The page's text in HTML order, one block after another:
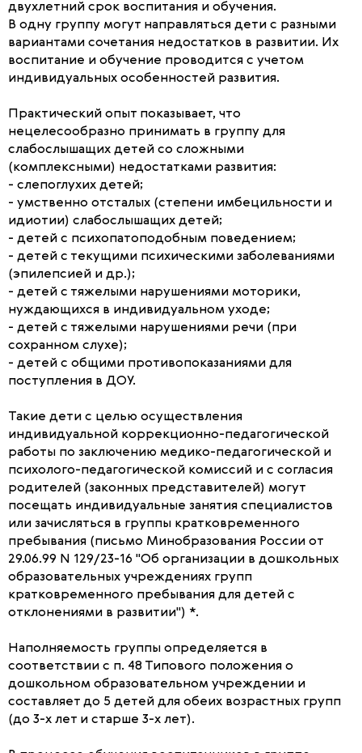
двухлетний срок воспитания и обучения.
В одну группу могут направляться дети с разными
вариантами сочетания недостатков в развитии. Их
воспитание и обучение проводится с учетом
индивидуальных особенностей развития.
Практический опыт показывает, что
нецелесообразно принимать в группу для
слабослышащих детей со сложными
(комплексными) недостатками развития:
- слепоглухих детей;
- умственно отсталых (степени имбецильности и
идиотии) слабослышащих детей;
- детей с психопатоподобным поведением;
- детей с текущими психическими заболеваниями
(эпилепсией и др.);
- детей с тяжелыми нарушениями моторики,
нуждающихся в индивидуальном уходе;
- детей с тяжелыми нарушениями речи (при
сохранном слухе);
- детей с общими противопоказаниями для
поступления в ДОУ.
Такие дети с целью осуществления
индивидуальной коррекционно-педагогической
работы по заключению медико-педагогической и
психолого-педагогической комиссий и с согласия
родителей (законных представителей) могут
посещать индивидуальные занятия специалистов
или зачисляться в группы кратковременного
пребывания (письмо Минобразования России от
29.06.99 N 129/23-16 "Об организации в дошкольных
образовательных учреждениях групп
кратковременного пребывания для детей с
отклонениями в развитии") *.
Наполняемость группы определяется в
соответствии с п. 48 Типового положения о
дошкольном образовательном учреждении и
составляет до 5 детей для обеих возрастных групп
(до 3-х лет и старше 3-х лет).